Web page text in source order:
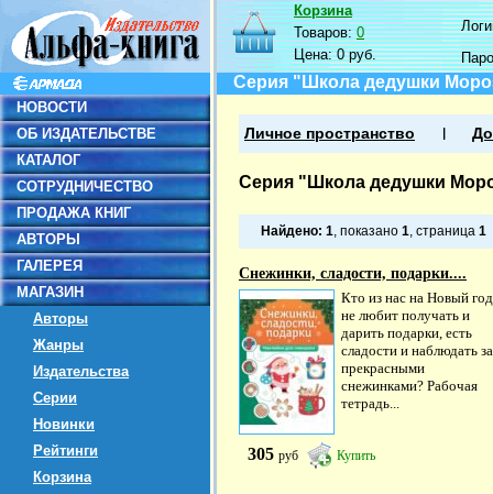
НОВОСТИ
ОБ ИЗДАТЕЛЬСТВЕ
КАТАЛОГ
СОТРУДНИЧЕСТВО
ПРОДАЖА КНИГ
АВТОРЫ
ГАЛЕРЕЯ
МАГАЗИН
Авторы
Жанры
Издательства
Серии
Новинки
Рейтинги
Корзина
Корзина
Товаров:0
Цена:0 руб.
Серия "Школа дедушки
Личное пространство
Серия "Школа дедушки
Найдено: 1, показано 1, страница 1
Снежинки, сладости, подарки....
Кто из нас на Новый год
не любит получать и
дарить подарки, есть
сладости и наблюдать за
прекрасными
снежинками? Рабочая
тетрадь...
305 руб Купить